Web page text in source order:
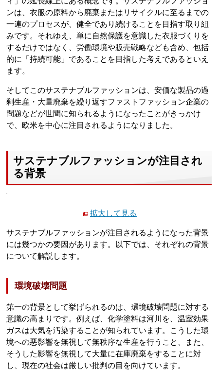
ンは、衣服の原料から廃棄またはリサイクルに至るまでの
一連のプロセスが、健全であり続けることを目指す取り組
みです。それゆえ、単に自然保護を意識した衣服づくりを
するだけではなく、労働環境や販売戦略なども含め、包括
的に「持続可能」であることを目指した考えであるといえ
ます。
そしてこのサステナブルファッションは、安価な製品の過
剰生産・大量廃棄を繰り返すファストファッション企業の
問題などが世間に知られるようになったことがきっかけ
で、欧米を中心に注目されるようになりました。
サステナブルファッションが注目され
る背景
拡大して見る
サステナブルファッションが注目されるようになった背景
には幾つかの要因があります。以下では、それぞれの背景
について解説します。
環境破壊問題
第一の背景として挙げられるのは、環境破壊問題に対する
意識の高まりです。例えば、化学塗料は河川を、温室効果
ガスは大気を汚染することが知られています。こうした環
境への悪影響を無視して無秩序な生産を行うこと、また、
そうした影響を無視して大量に在庫廃棄をすることに対
し、現在の社会は厳しい批判の目を向けています。